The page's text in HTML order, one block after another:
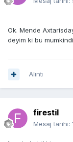
Ok. Mende
deyim ki bu
Alıntı
firestil
Mesaj tarihi: